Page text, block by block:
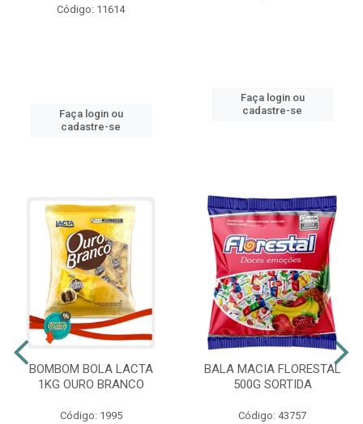
Código: 11614
Faça login ou
cadastre-se
Faça login ou
cadastre-se
BOMBOM BOLA LACTA
1KG OURO BRANCO
Código: 1995
BALA MACIA FLORESTAL
500G SORTIDA
Código: 43757